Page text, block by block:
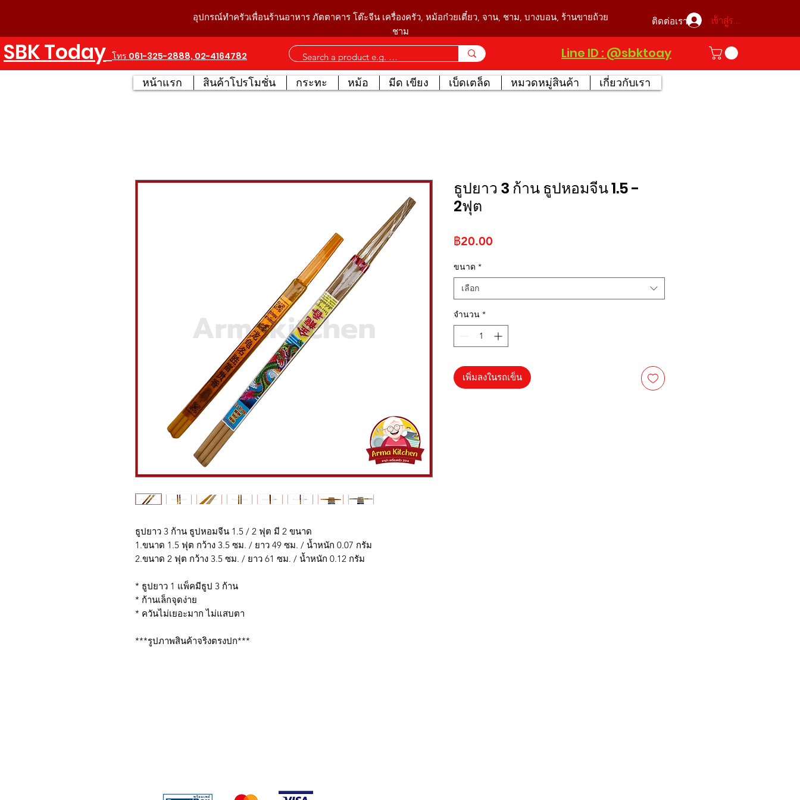
อุปกรณ์ทำครัวเพื่อนร้านอาหาร ภัตตาคาร โต๊ะจีน เครื่องครัว, หม้อก๋วยเตี๋ยว, จาน, ชาม, บางบอน, ร้านขายถ้วย
ชาม
เข้าสู่ระบบ
ติดต่อเรา
SBK Today โทร 061-325-2888, 02-4164782 Line ID : @sbktoay
หน้าแรก สินค้าโปรโมชั่น กระทะ หม้อ มีด เขียง เบ็ดเตล็ด หมวดหมู่สินค้า เกี่ยวกับเรา
ธูปยาว 3 ก้าน ธูปหอมจีน 1.5 / 2 ฟุต มี 2 ขนาด
1.ขนาด 1.5 ฟุต กว้าง 3.5 ซม. / ยาว 49 ซม. / น้ำหนัก 0.07 กรัม
2.ขนาด 2 ฟุต กว้าง 3.5 ซม. / ยาว 61 ซม. / น้ำหนัก 0.12 กรัม
* ธูปยาว 1 แพ็คมีธูป 3 ก้าน
* ก้านเล็กจุดง่าย
* ควันไม่เยอะมาก ไม่แสบตา
***รูปภาพสินค้าจริงตรงปก***
ธูปยาว 3 ก้าน ธูปหอมจีน 1.5 -
2ฟุต
฿20.00
ขนาด *
เลือก
จำนวน *
เพิ่มลงในรถเข็น